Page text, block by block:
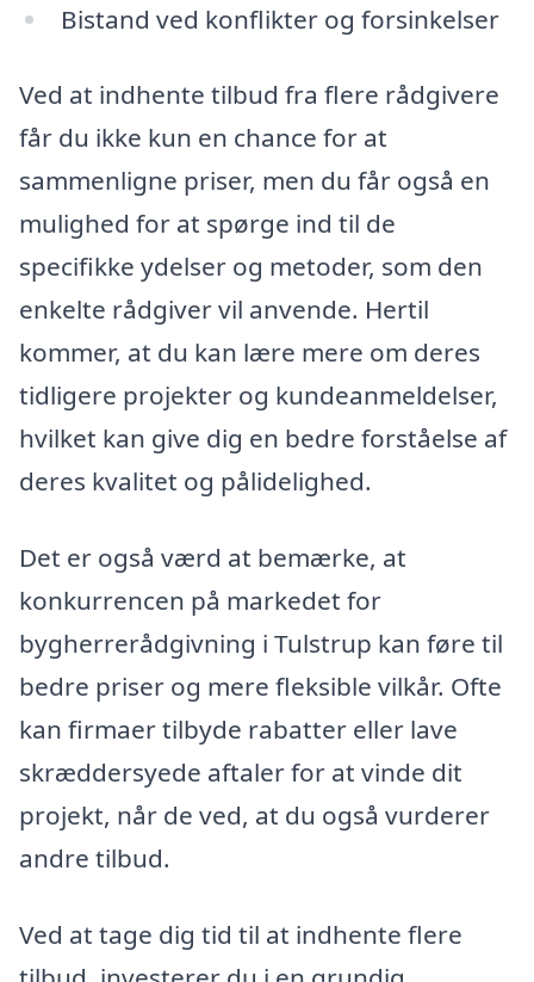
Bistand ved konflikter og forsinkelser
Ved at indhente tilbud fra flere rådgivere
får du ikke kun en chance for at
sammenligne priser, men du får også en
mulighed for at spørge ind til de
specifikke ydelser og metoder, som den
enkelte rådgiver vil anvende. Hertil
kommer, at du kan lære mere om deres
tidligere projekter og kundeanmeldelser,
hvilket kan give dig en bedre forståelse af
deres kvalitet og pålidelighed.
Det er også værd at bemærke, at
konkurrencen på markedet for
bygherrerådgivning i Tulstrup kan føre til
bedre priser og mere fleksible vilkår. Ofte
kan firmaer tilbyde rabatter eller lave
skræddersyede aftaler for at vinde dit
projekt, når de ved, at du også vurderer
andre tilbud.
Ved at tage dig tid til at indhente flere